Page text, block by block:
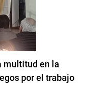
multitud en la
por el trabajo